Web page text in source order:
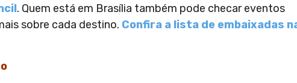
. Quem está em Brasília também pode checar eventos
sobre cada destino. Confira a lista de embaixadas